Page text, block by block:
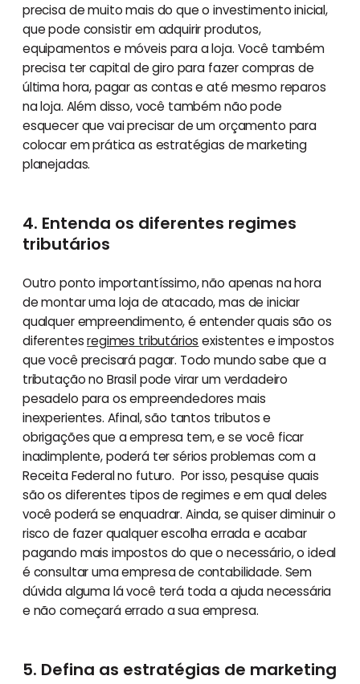
precisa de muito mais do que o investimento inicial,
que pode consistir em adquirir produtos,
equipamentos e móveis para a loja. Você também
precisa ter capital de giro para fazer compras de
última hora, pagar as contas e até mesmo reparos
na loja. Além disso, você também não pode
esquecer que vai precisar de um orçamento para
colocar em prática as estratégias de marketing
planejadas.
4. Entenda os diferentes regimes
tributários
Outro ponto importantíssimo, não apenas na hora
de montar uma loja de atacado, mas de iniciar
qualquer empreendimento, é entender quais são os
diferentesregimes tributários existentes e impostos
que você precisará pagar. Todo mundo sabe que a
tributação no Brasil pode virar um verdadeiro
pesadelo para os empreendedores mais
inexperientes. Afinal, são tantos tributos e
obrigações que a empresa tem, e se você ficar
inadimplente, poderá ter sérios problemas com a
Receita Federal no futuro. Por isso, pesquise quais
são os diferentes tipos de regimes e em qual deles
você poderá se enquadrar. Ainda, se quiser diminuir o
risco de fazer qualquer escolha errada e acabar
pagando mais impostos do que o necessário, o ideal
é consultar uma empresa de contabilidade. Sem
dúvida alguma lá você terá toda a ajuda necessária
e não começará errado a sua empresa.
5. Defina as estratégias de marketing